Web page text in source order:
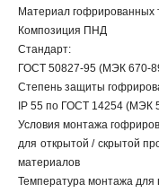
Материал гофрированных
Композиция ПНД
Стандарт:
ГОСТ 50827-95 (МЭК 670-
Степень защиты
IP 55 по ГОСТ 14254 (МЭК
Условия монтажа
для открытой / скрытой
материалов
Температура монтажа для